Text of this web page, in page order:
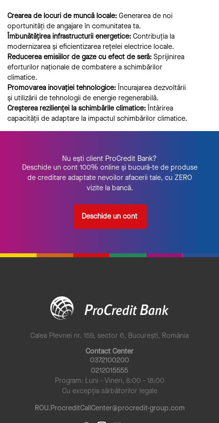
Crearea de locuri de muncă locale: Generarea de noi
oportunități de angajare în comunitatea ta.
Îmbunătățirea infrastructurii energetice: Contribuția la
modernizarea și eficientizarea rețelei electrice locale.
Reducerea emisiilor de gaze cu efect de seră: Sprijinirea
eforturilor naționale de combatere a schimbărilor
climatice.
Promovarea inovației tehnologice: Încurajarea dezvoltării
și utilizării de tehnologii de energie regenerabilă.
Creșterea rezilienței la schimbările climatice: Întărirea
capacității de adaptare la impactul schimbărilor climatice.
Nu ești client ProCredit Bank?
Deschide un cont100% online și bucură-te de produse
de creditare adaptate nevoilor afacerii tale, cu ZERO
vizite la bancă.
Deschide un cont
Calea Plevnei nr. 159, sector 6, București, România
Contact Center
0372100200
0212015555
Program: Luni - Vineri, 8:00 - 18:00
Cu excepția sărbătorilor legale
ROU.ProcreditCallCenter@procredit-group.com